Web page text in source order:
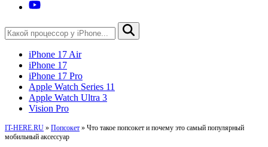
iPhone 17 Air
iPhone 17
iPhone 17 Pro
Apple Watch Series 11
Apple Watch Ultra 3
Vision Pro
IT-HERE.RU » Попсокет » Что такое попсокет и почему это самый популярный
мобильный аксессуар